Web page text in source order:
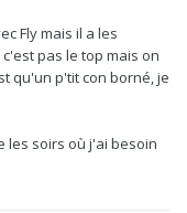
Fly mais il a les
pas le top mais on
qu'un p'tit con borné, je
les soirs où j'ai besoin